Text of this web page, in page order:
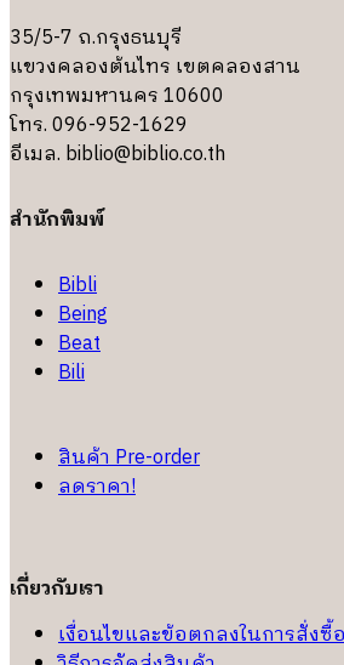
35/5-7 ถ.กรุงธนบุรี
แขวงคลองต้นไทร เขตคลองสาน
กรุงเทพมหานคร 10600
โทร. 096-952-1629
อีเมล. biblio@biblio.co.th
สำนักพิมพ์
Bibli
Being
Beat
Bili
สินค้า Pre-order
ลดราคา!
เกี่ยวกับเรา
เงื่อนไขและข้อตกลงในการสั่ง